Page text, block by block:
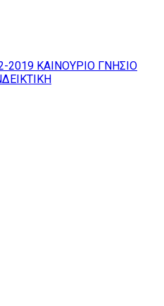
2019 ΚΑΙΝΟΥΡΙΟ ΓΝΗΣΙΟ